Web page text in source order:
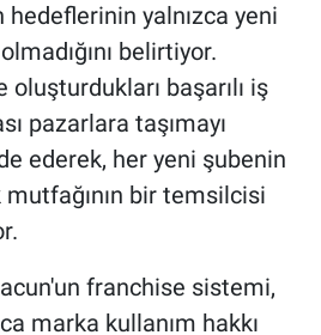
yalnızca yeni
belirtiyor.
oluşturdukları başarılı iş
pazarlara taşımayı
ederek, her yeni şubenin
mutfağının bir temsilcisi
franchise sistemi,
marka kullanım hakkı